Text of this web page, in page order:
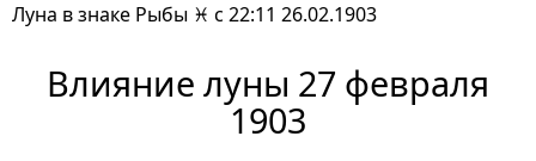
Луна в знаке Рыбы ♓ с 22:11 26.02.1903
Влияние луны 27 февраля
1903